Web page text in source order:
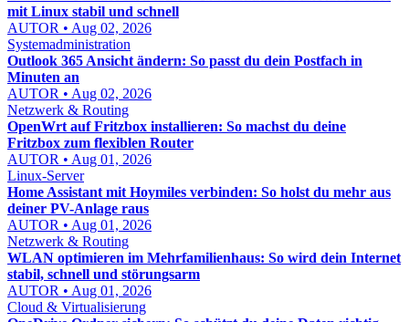
mit Linux stabil und schnell
AUTOR • Aug 02, 2026
Systemadministration
Outlook 365 Ansicht ändern: So passt du dein Postfach in
Minuten an
AUTOR • Aug 02, 2026
Netzwerk & Routing
OpenWrt auf Fritzbox installieren: So machst du deine
Fritzbox zum flexiblen Router
AUTOR • Aug 01, 2026
Linux-Server
Home Assistant mit Hoymiles verbinden: So holst du mehr aus
deiner PV-Anlage raus
AUTOR • Aug 01, 2026
Netzwerk & Routing
WLAN optimieren im Mehrfamilienhaus: So wird dein Internet
stabil, schnell und störungsarm
AUTOR • Aug 01, 2026
Cloud & Virtualisierung